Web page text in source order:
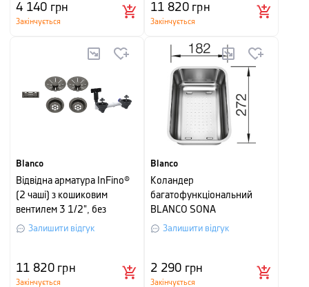
4 140 грн
Закінчується
11 820грн
Закінчується
Blanco
Відвідна арматура InFino®
(2 чаші) з кошиковим
вентилем 3 1/2", без
клапана-автомата, satin
Залишити відгук
11 820грн
Закінчується
Blanco
Коландер
багатофункціональний
BLANCO SONA
Залишити відгук
2 290 грн
Закінчується